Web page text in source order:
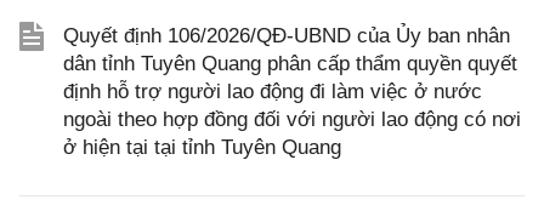
Quyết định 106/2026/QĐ-UBND của Ủy ban nhân
dân tỉnh Tuyên Quang phân cấp thẩm quyền quyết
định hỗ trợ người lao động đi làm việc ở nước
ngoài theo hợp đồng đối với người lao động có nơi
ở hiện tại tại tỉnh Tuyên Quang